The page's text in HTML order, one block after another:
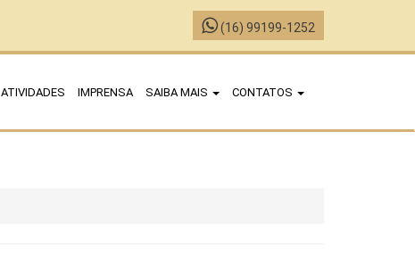
(16) 99199-1252
ATIVIDADES IMPRENSA SAIBA MAIS CONTATOS